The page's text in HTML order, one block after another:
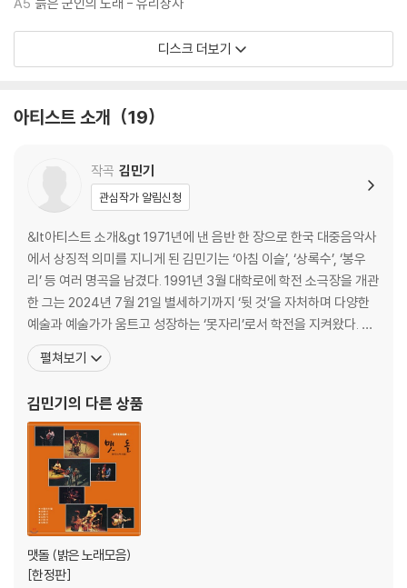
할 수 있으며 속지(이너 슬리브)는 디스크와의 접촉으로 인해 갈라질 수
있습니다.
외관상 불량 확인되는 상품을 개봉 시엔 반품/교환 처리 불가합니다.
3) 일본 제작 LP는 대부분 겉비닐이 밀봉되어 있지 않습니다.
1) 침압 조절 기능이 없는 턴테이블을 사용하시는 경우, (주로 올인원 형태
모델) 다이내믹 사운드의 편차가 큰 트랙을 재생할 때 이상 현상이 발생할
수 있습니다.
기기 문제로 인해 발생하는 재생 불량 현상에 대해서는 반품/교환이 불가
하니 침압 조절이 가능한 기기에서 재생하실 것을 권유 드립니다.
2) 디스크는 정전기와 먼지로 인해 재생이 원활하지 않은 경우가 있습니
다. 전용 제품으로 이를 제거하면 대부분 해결됩니다.
3) 바늘에 먼지가 쌓이는 경우에도 재생이 원활하지 않을 수 있습니다.
※ 디스크 외관 불량
1) 열을 가하여 제작하는 바이닐 공정 특성상 디스크 표면이 미세하게 울
렁거리거나 휘어지는 경우가 있습니다.
재생이 불안정한 경우 스태빌라이저를 사용하시면 좀 더 안정적인 재생이
가능합니다.
2) 재생 음역의 왜곡을 최소화 하고 반복 재생시에도 최대한 일관되게 유
지되도록 디스크 센터 홀 구경이 작게 제작되는 경우가 있습니다. 턴테이
블 스핀들에 맞지 않는 경우에는 전용 제품 등을 이용하여 센터 홀을 조정
하시면 해결됩니다.
디스크 더보기
아티스트 소개 19
작곡 김민기
관심작가 알림신청
&lt아티스트 소개&gt 1971년에 낸 음반 한 장으로 한국 대중음악사
에서 상징적 의미를 지니게 된 김민기는 ‘아침 이슬’, ‘상록수’, ‘봉우
리’ 등 여러 명곡을 남겼다. 1991년 3월 대학로에 학전 소극장을 개관
한 그는 2024년 7월 21일 별세하기까지 ‘뒷 것’을 자처하며 다양한
예술과 예술가가 움트고 성장하는 ‘못자리’로서 학전을 지켜왔다. 그
가 이끈 학전은 김광석, 노래를 찾는 사람들, 들국화, ‘노영심의 작은
음악회’ 등 소극장 라이브 콘서트의 장으로, 뮤지컬 &lt지하철 1호선
로
펼쳐보기
김민기 의 다른 상품
맷돌 (밝은 노래모음)
[한정판]